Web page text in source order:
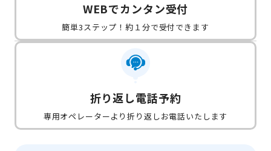
WEBでカンタン受付
簡単3ステップ！約１分で受付できます
折り返し電話予約
専用オペレーターより折り返しお電話いたします